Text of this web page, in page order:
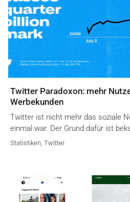
Twitter Paradoxon: mehr
Werbekunden
Twitter ist nicht mehr das soziale
einmal war. Der Grund dafür ist
Statistiken, Twitter